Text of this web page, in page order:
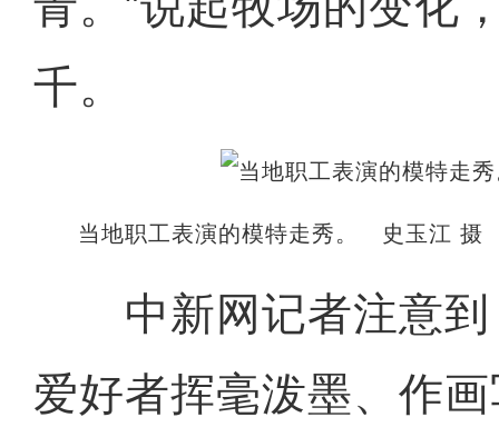
千。
当地职工表演的模特走秀。 史玉江 摄
中新网记者注意到
爱好者挥毫泼墨、作